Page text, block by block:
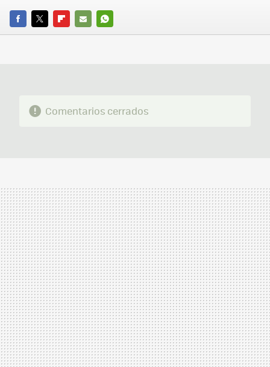
FACEBOOK
TWITTERFLIPBOARD
E-
WHATSAPP
Comentarios cerrados